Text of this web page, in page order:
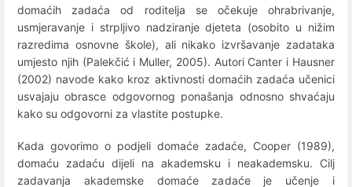
domaćih zadaća od roditelja se očekuje ohrabrivanje,
usmjeravanje i strpljivo nadziranje djeteta (osobito u nižim
razredima osnovne škole), ali nikako izvršavanje zadataka
umjesto njih (Palekčić i Muller, 2005). Autori Canter i Hausner
(2002) navode kako kroz aktivnosti domaćih zadaća učenici
usvajaju obrasce odgovornog ponašanja odnosno shvaćaju
kako su odgovorni za vlastite postupke.
Kada govorimo o podjeli domaće zadaće, Cooper (1989),
domaću zadaću dijeli na akademsku i neakademsku. Cilj
zadavanja akademske domaće zadaće je učenje i